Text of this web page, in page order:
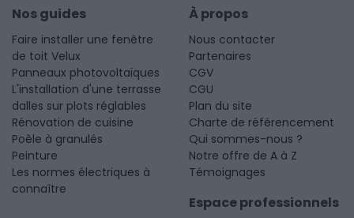
Nos guides
Faire installer une fenêtre
de toit Velux
Panneaux photovoltaïques
L'installation d'une terrasse
dalles sur plots réglables
Rénovation de cuisine
Poêle à granulés
Peinture
Les normes électriques à
connaître
À propos
Nous contacter
Partenaires
CGV
CGU
Plan du site
Charte de référencement
Qui sommes-nous ?
Notre offre de A à Z
Témoignages
Espace professionnels